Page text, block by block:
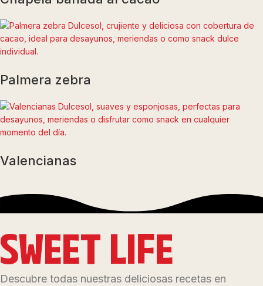
Palmera zebra
Valencianas
SWEET LIFE
Descubre todas nuestras deliciosas recetas en